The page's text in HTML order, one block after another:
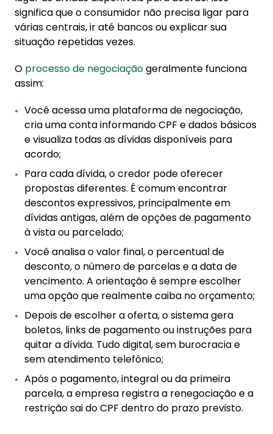
significa que o consumidor não precisa ligar para
várias centrais, ir até bancos ou explicar sua
situação repetidas vezes.
O processo de negociaçãogeralmente funciona
assim:
Você acessa uma plataforma de negociação,
cria uma conta informando CPF e dados básicos
e visualiza todas as dívidas disponíveis para
acordo;
Para cada dívida, o credor pode oferecer
propostas diferentes. É comum encontrar
descontos expressivos, principalmente em
dívidas antigas, além de opções de pagamento
à vista ou parcelado;
Você analisa o valor final, o percentual de
desconto, o número de parcelas e a data de
vencimento. A orientação é sempre escolher
uma opção que realmente caiba no orçamento;
Depois de escolher a oferta, o sistema gera
boletos, links de pagamento ou instruções para
quitar a dívida. Tudo digital, sem burocracia e
sem atendimento telefônico;
Após o pagamento, integral ou da primeira
parcela, a empresa registra a renegociação e a
restrição sai do CPF dentro do prazo previsto.